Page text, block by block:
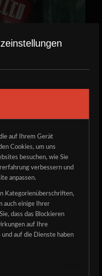
auf Ihrem Gerät
Cookies, um uns
besuchen, wie Sie
verbessern und
anpassen.
Kategorienüberschriften,
auch einige Ihrer
dass das Blockieren
auf Ihre
auf die Dienste haben
nicht bei uns auftreten.
dem „Der Detze Rockt“
dass wir unseren
absagen müssen.